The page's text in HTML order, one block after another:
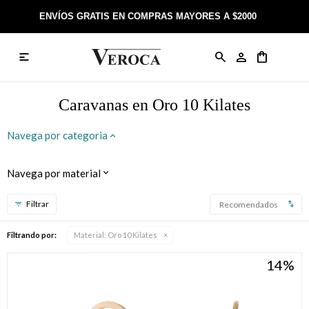
ENVÍOS GRATIS EN COMPRAS MAYORES A $2000

Caravanas en Oro 10 Kilates
Navega por categoria
Navega por material
Recomendados
Filtrando por: Material: Oro 10 Kilates
14
Anillos
Pulseras
Llaveros
Día de la Madre
Comunión
Cumpleaños de 15
Sobre Veroca Joyas
Como comprar on-line